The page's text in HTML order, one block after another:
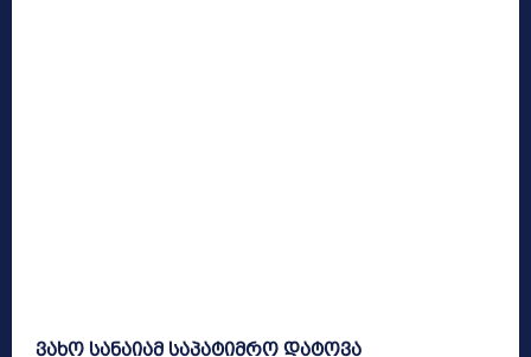
ვახო სანაიამ საპატიმრო დატოვა